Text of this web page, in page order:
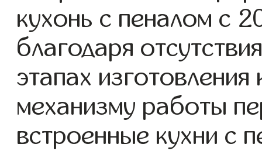
кухонь с пеналом с
благодаря
этапах
механизму работы
встроенные кухни с